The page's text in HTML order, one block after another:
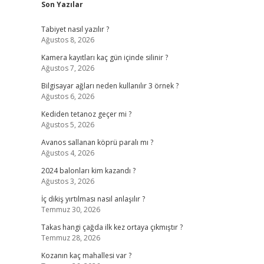
Son Yazılar
Tabiyet nasıl yazılır ?
Ağustos 8, 2026
Kamera kayıtları kaç gün içinde silinir ?
Ağustos 7, 2026
Bilgisayar ağları neden kullanılır 3 örnek ?
Ağustos 6, 2026
Kediden tetanoz geçer mi ?
Ağustos 5, 2026
Avanos sallanan köprü paralı mı ?
Ağustos 4, 2026
2024 balonları kim kazandı ?
Ağustos 3, 2026
İç dikiş yırtılması nasıl anlaşılır ?
Temmuz 30, 2026
Takas hangi çağda ilk kez ortaya çıkmıştır ?
Temmuz 28, 2026
Kozanın kaç mahallesi var ?